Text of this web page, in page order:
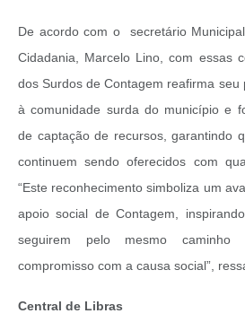
De acordo com o secretário
Cidadania, Marcelo Lino, com essas
dos Surdos de Contagem reafirma seu
à comunidade surda do município e
de captação de recursos, garantindo
continuem sendo oferecidos com
“Este reconhecimento simboliza um
apoio social de Contagem,
seguirem pelo mesmo
compromisso com a causa social”,
Central de Libras